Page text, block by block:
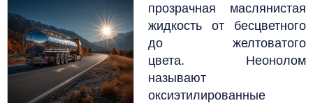
прозрачная маслянистая
жидкость от бесцветного
до желтоватого
цвета. Неонолом
называют
оксиэтилированные